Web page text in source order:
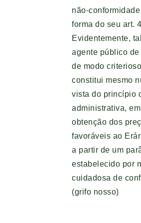
não-
forma do seu art.
Evidentemente,
agente público
de modo
constitui mesmo
vista do princípio
administrativa,
obtenção dos
favoráveis ao
a partir de um
estabelecido por
cuidadosa de
(grifo nosso)